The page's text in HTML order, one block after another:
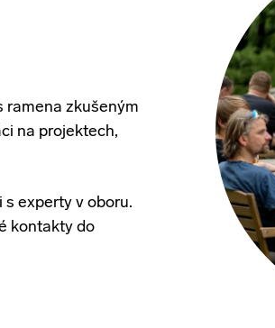
ramena zkušeným
na projektech,
s experty v oboru.
kontakty do